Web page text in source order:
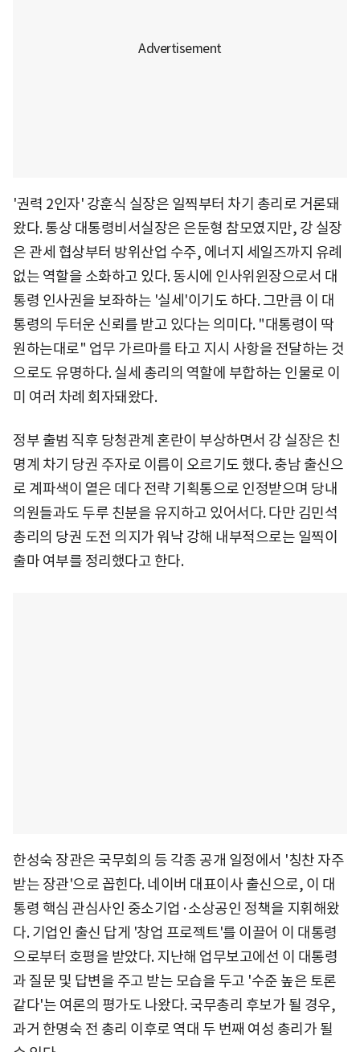
'권력 2인자' 강훈식 실장은 일찍부터 차기 총리로 거론돼
왔다. 통상 대통령비서실장은 은둔형 참모였지만, 강 실장
은 관세 협상부터 방위산업 수주, 에너지 세일즈까지 유례
없는 역할을 소화하고 있다. 동시에 인사위윈장으로서 대
통령 인사권을 보좌하는 '실세'이기도 하다. 그만큼 이 대
통령의 두터운 신뢰를 받고 있다는 의미다. "대통령이 딱
원하는대로" 업무 가르마를 타고 지시 사항을 전달하는 것
으로도 유명하다. 실세 총리의 역할에 부합하는 인물로 이
미 여러 차례 회자돼왔다.
정부 출범 직후 당청관계 혼란이 부상하면서 강 실장은 친
명계 차기 당권 주자로 이름이 오르기도 했다. 충남 출신으
로 계파색이 옅은 데다 전략 기획통으로 인정받으며 당내
의원들과도 두루 친분을 유지하고 있어서다. 다만 김민석
총리의 당권 도전 의지가 워낙 강해 내부적으로는 일찍이
출마 여부를 정리했다고 한다.
한성숙 장관은 국무회의 등 각종 공개 일정에서 '칭찬 자주
받는 장관'으로 꼽힌다. 네이버 대표이사 출신으로, 이 대
통령 핵심 관심사인 중소기업·소상공인 정책을 지휘해왔
다. 기업인 출신 답게 '창업 프로젝트'를 이끌어 이 대통령
으로부터 호평을 받았다. 지난해 업무보고에선 이 대통령
과 질문 및 답변을 주고 받는 모습을 두고 '수준 높은 토론
같다'는 여론의 평가도 나왔다. 국무총리 후보가 될 경우,
과거 한명숙 전 총리 이후로 역대 두 번째 여성 총리가 될